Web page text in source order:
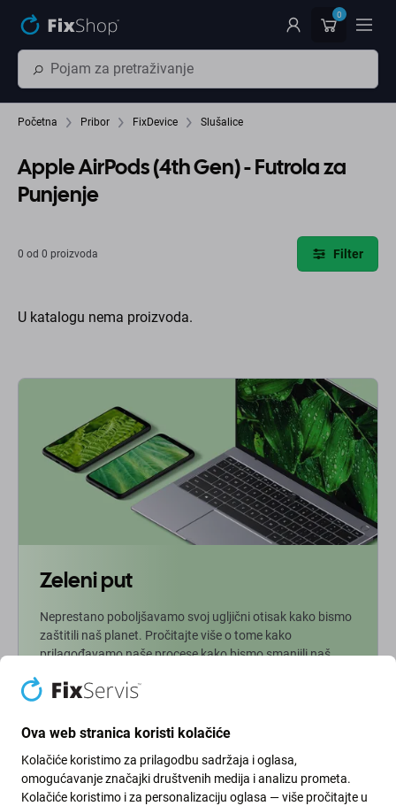
0
Početna Pribor FixDevice Slušalice
Apple AirPods (4th Gen) - Futrola za
Punjenje
0 od 0 proizvoda Filter
U katalogu nema proizvoda.
Zeleni put
Neprestano poboljšavamo svoj ugljični otisak kako bismo
zaštitili naš planet. Pročitajte više o tome kako
prilagođavamo naše procese kako bismo smanjili naš
Newsletter
Ova web stranica koristi kolačiće
Kolačiće koristimo za prilagodbu sadržaja i oglasa,
omogućavanje značajki društvenih medija i analizu prometa.
Kolačiće koristimo i za personalizaciju oglasa — više pročitajte u